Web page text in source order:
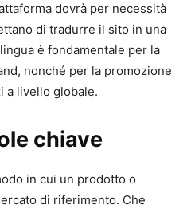
dovrà per necessità
di tradurre il sito in una
è fondamentale per la
nonché per la promozione
a livello globale.
chiave
in cui un prodotto o
di riferimento. Che